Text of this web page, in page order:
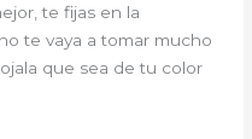
te fijas en la
te vaya a tomar mucho
que sea de tu color